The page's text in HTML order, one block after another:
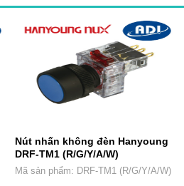
Nút nhấn không đèn Hanyoung
DRF-TM1 (R/G/Y/A/W)
Mã sản phẩm: DRF-TM1 (R/G/Y/A/W)